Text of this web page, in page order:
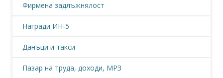
Фирмена задлъжнялост
Награди ИН-5
Данъци и такси
Пазар на труда, доходи, МРЗ